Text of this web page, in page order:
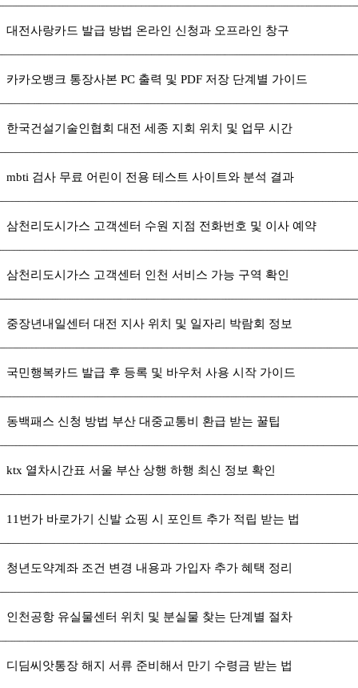
대전사랑카드 발급 방법 온라인 신청과 오프라인 창구
카카오뱅크 통장사본 PC 출력 및 PDF 저장 단계별 가이드
한국건설기술인협회 대전 세종 지회 위치 및 업무 시간
mbti 검사 무료 어린이 전용 테스트 사이트와 분석 결과
삼천리도시가스 고객센터 수원 지점 전화번호 및 이사 예약
삼천리도시가스 고객센터 인천 서비스 가능 구역 확인
중장년내일센터 대전 지사 위치 및 일자리 박람회 정보
국민행복카드 발급 후 등록 및 바우처 사용 시작 가이드
동백패스 신청 방법 부산 대중교통비 환급 받는 꿀팁
ktx 열차시간표 서울 부산 상행 하행 최신 정보 확인
11번가 바로가기 신발 쇼핑 시 포인트 추가 적립 받는 법
청년도약계좌 조건 변경 내용과 가입자 추가 혜택 정리
인천공항 유실물센터 위치 및 분실물 찾는 단계별 절차
디딤씨앗통장 해지 서류 준비해서 만기 수령금 받는 법